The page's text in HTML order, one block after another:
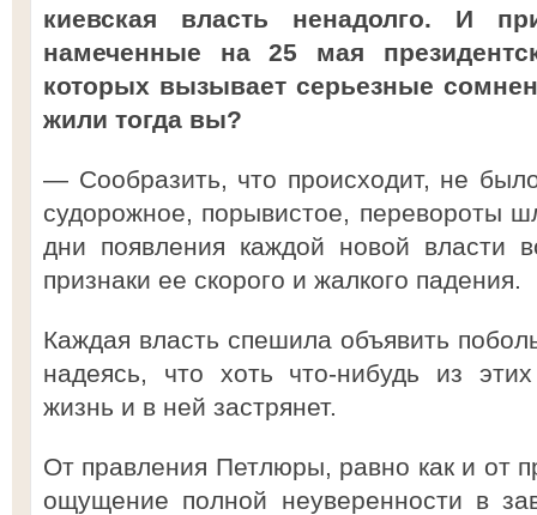
киевская власть ненадолго. И
намеченные на 25 мая
которых вызывает серьезные
жили тогда вы?
— Сообразить, что происходит, не
судорожное, порывистое, перевороты
дни появления каждой новой власти
признаки ее скорого и жалкого падения.
Каждая власть спешила объявить
надеясь, что хоть что-нибудь из
жизнь и в ней застрянет.
От правления Петлюры, равно как и от
ощущение полной неуверенности в